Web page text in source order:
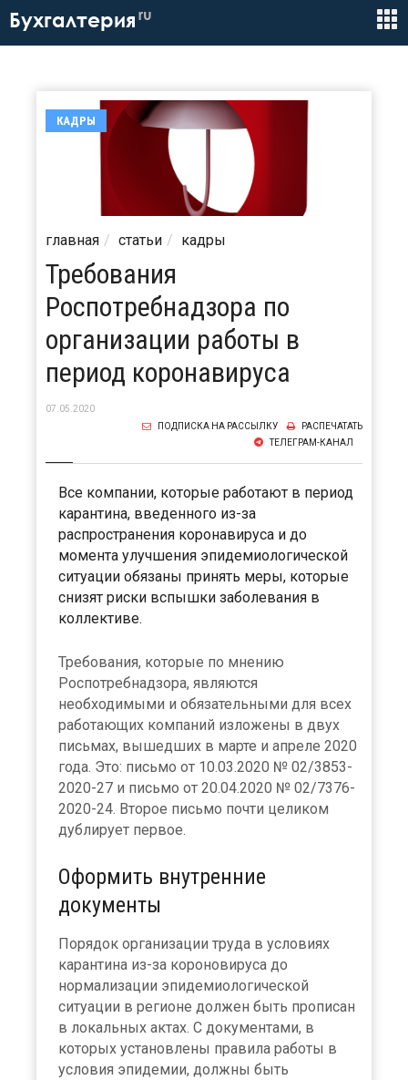
Бухгалтерия ru
КАДРЫ
главная статьи кадры
Требования
Роспотребнадзора по
организации работы в
период коронавируса
07.05.2020
РАСПЕЧАТАТЬ
ПОДПИСКА НА РАССЫЛКУ
ТЕЛЕГРАМ-КАНАЛ
Все компании, которые работают в период
карантина, введенного из-за
распространения коронавируса и до
момента улучшения эпидемиологической
ситуации обязаны принять меры, которые
снизят риски вспышки заболевания в
коллективе.
Требования, которые по мнению
Роспотребнадзора, являются
необходимыми и обязательными для всех
работающих компаний изложены в двух
письмах, вышедших в марте и апреле 2020
года. Это: письмо от 10.03.2020 № 02/3853-
2020-27 и письмо от 20.04.2020 № 02/7376-
2020-24. Второе письмо почти целиком
дублирует первое.
Оформить внутренние
документы
Порядок организации труда в условиях
карантина из-за короновируса до
нормализации эпидемиологической
ситуации в регионе должен быть прописан
в локальных актах. С документами, в
которых установлены правила работы в
условия эпидемии, должны быть